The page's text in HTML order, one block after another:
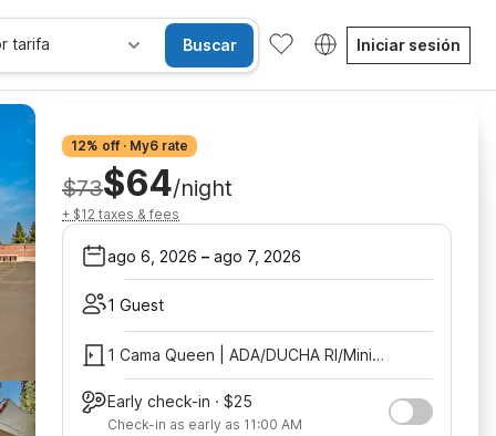
tarifa Buscar Iniciar sesión
12% off · My6 rate
$73$64/night
+ $12 taxes & fees
ago 6, 2026 – ago 7, 2026
1 Guest
1 Cama Queen | ADA/DUCHA RI/Mini nevera
Early check-in · $25
Check-in as early as 11:00 AM